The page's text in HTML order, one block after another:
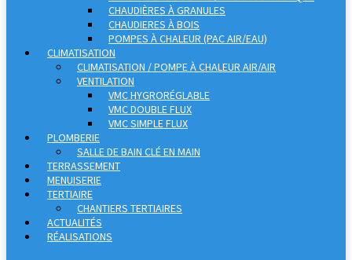
CHAUDIÈRES À GRANULES
CHAUDIERES À BOIS
POMPES À CHALEUR (PAC AIR/EAU)
CLIMATISATION
CLIMATISATION / POMPE À CHALEUR AIR/AIR
VENTILATION
VMC HYGRORÉGLABLE
VMC DOUBLE FLUX
VMC SIMPLE FLUX
PLOMBERIE
SALLE DE BAIN CLÉ EN MAIN
TERRASSEMENT
MENUISERIE
TERTIAIRE
CHANTIERS TERTIAIRES
ACTUALITÉS
RÉALISATIONS